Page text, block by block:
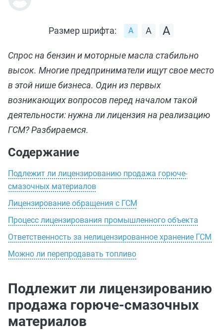
Размер шрифта:
Спрос на бензин и моторные масла стабильно
высок. Многие предприниматели ищут свое место
в этой нише бизнеса. Один из первых
возникающих вопросов перед началом такой
деятельности: нужна ли лицензия на реализацию
ГСМ? Разбираемся.
Содержание
Подлежит ли лицензированию продажа горюче-
смазочных материалов
Лицензирование обращения с ГСМ
Процесс лицензирования промышленного объекта
Ответственность за нелицензированное хранение ГСМ
Можно ли перепродавать топливо
Подлежит ли лицензированию
продажа горюче-смазочных
материалов